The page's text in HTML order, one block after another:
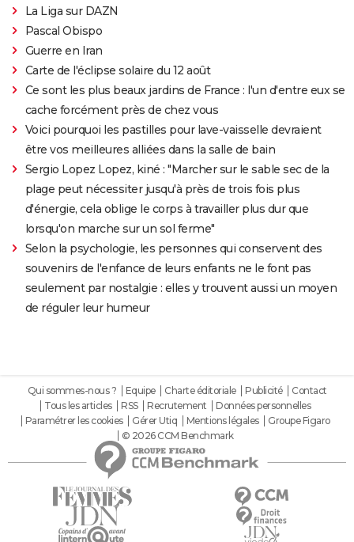
La Liga sur DAZN
Pascal Obispo
Guerre en Iran
Carte de l'éclipse solaire du 12 août
Ce sont les plus beaux jardins de France : l'un d'entre eux se
cache forcément près de chez vous
Voici pourquoi les pastilles pour lave-vaisselle devraient
être vos meilleures alliées dans la salle de bain
Sergio Lopez Lopez, kiné : "Marcher sur le sable sec de la
plage peut nécessiter jusqu'à près de trois fois plus
d'énergie, cela oblige le corps à travailler plus dur que
lorsqu'on marche sur un sol ferme"
Selon la psychologie, les personnes qui conservent des
souvenirs de l'enfance de leurs enfants ne le font pas
seulement par nostalgie : elles y trouvent aussi un moyen
de réguler leur humeur
Qui sommes-nous ? Equipe Charte éditoriale Publicité
Contact
Tous les articles
RSS Recrutement
Données personnelles
Paramétrer les cookies
Gérer Utiq Mentions légales
Groupe Figaro
© 2026 CCM Benchmark